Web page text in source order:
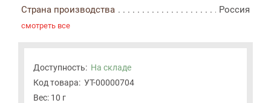
Страна производства
Россия
смотреть все
Доступность: На складе
Код товара: УТ-00000704
Вес: 10 г